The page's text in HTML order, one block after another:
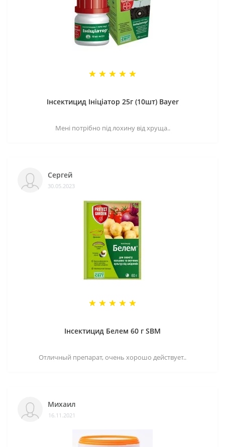
Інсектицид Ініціатор 25г (10шт) Bayer
Мені потрібно під лохину від хруща..
Сергей
30.05.2023
Інсектицид Белем 60 г SBM
Отличный препарат, очень хорошо действует..
Михаил
16.11.2021